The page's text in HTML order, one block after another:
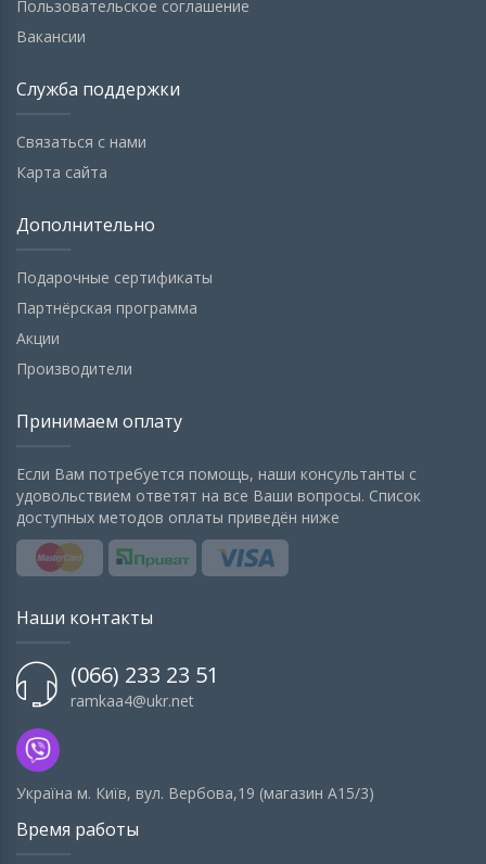
Пользовательское соглашение
Вакансии
Служба поддержки
Связаться с нами
Карта сайта
Дополнительно
Подарочные сертификаты
Партнёрская программа
Акции
Производители
Принимаем оплату
Если Вам потребуется помощь, наши консультанты с
удовольствием ответят на все Ваши вопросы. Список
доступных методов оплаты приведён ниже
Наши контакты
(066) 233 23 51
ramkaa4@ukr.net
Українa м. Київ, вул. Вербова,19 (магазин А15/3)
Время работы